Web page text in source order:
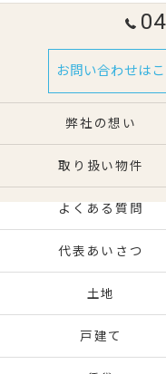
お問い合わせは
弊社の想い
取り扱い物件
よくある質問
代表あいさつ
土地
戸建て